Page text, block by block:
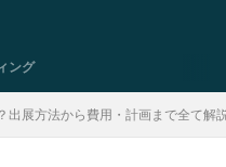
ング
出展方法から費用・計画まで全て解